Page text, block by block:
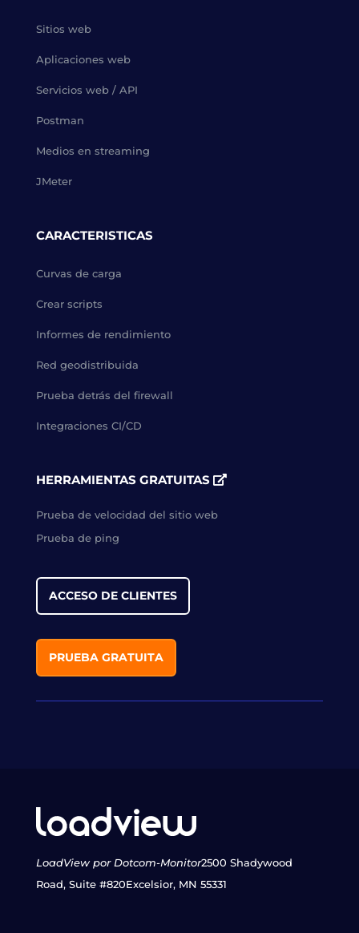
Sitios web
Aplicaciones web
Servicios web / API
Postman
Medios en streaming
JMeter
CARACTERISTICAS
Curvas de carga
Crear scripts
Informes de rendimiento
Red geodistribuida
Prueba detrás del firewall
Integraciones CI/CD
HERRAMIENTAS GRATUITAS
Prueba de velocidad del sitio web
Prueba de ping
ACCESO DE CLIENTES
PRUEBA GRATUITA
LoadView por Dotcom-Monitor2500 Shadywood
Road, Suite #820Excelsior, MN 55331